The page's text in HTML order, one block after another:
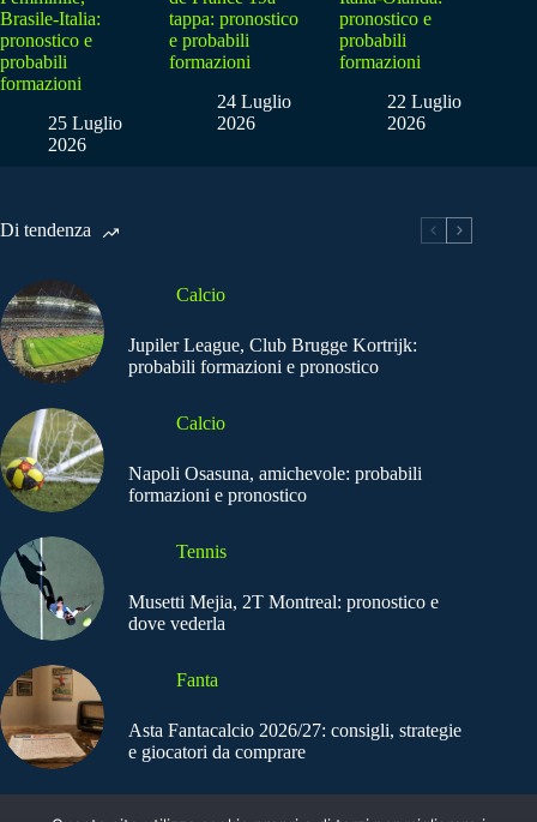
Brasile-Italia:
pronostico e
probabili
formazioni
25 Luglio
2026
tappa: pronostico
e probabili
formazioni
24 Luglio
2026
pronostico e
probabili
formazioni
22 Luglio
2026
Di tendenza
Calcio
Jupiler League, Club Brugge Kortrijk:
probabili formazioni e pronostico
Calcio
Napoli Osasuna, amichevole: probabili
formazioni e pronostico
Tennis
Musetti Mejia, 2T Montreal: pronostico e
dove vederla
Fanta
Asta Fantacalcio 2026/27: consigli, strategie
e giocatori da comprare